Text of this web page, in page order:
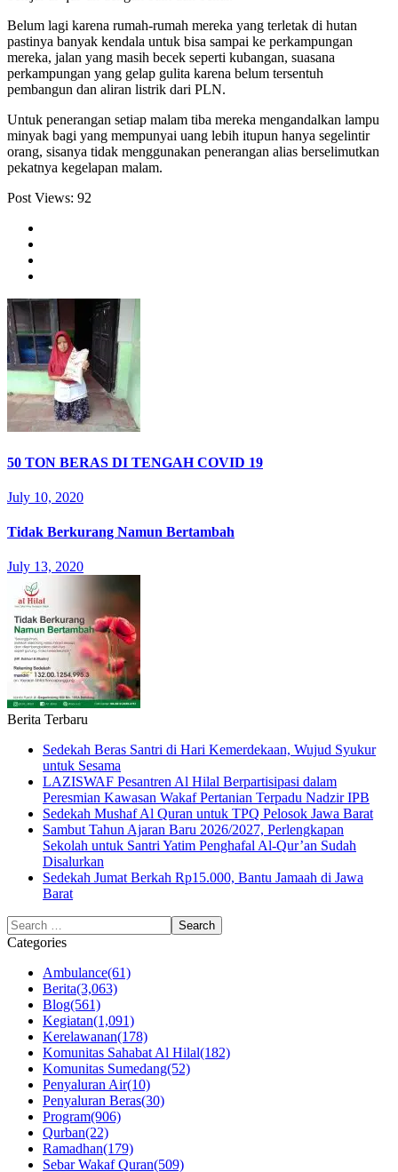
Belum lagi karena rumah-rumah mereka yang terletak di hutan
pastinya banyak kendala untuk bisa sampai ke perkampungan
mereka, jalan yang masih becek seperti kubangan, suasana
perkampungan yang gelap gulita karena belum tersentuh
pembangun dan aliran listrik dari PLN.
Untuk penerangan setiap malam tiba mereka mengandalkan lampu
minyak bagi yang mempunyai uang lebih itupun hanya segelintir
orang, sisanya tidak menggunakan penerangan alias berselimutkan
pekatnya kegelapan malam.
Post Views: 92
50 TON BERAS DI TENGAH COVID 19
July 10, 2020
Tidak Berkurang Namun Bertambah
July 13, 2020
Berita Terbaru
Sedekah Beras Santri di Hari Kemerdekaan, Wujud Syukur
untuk Sesama
LAZISWAF Pesantren Al Hilal Berpartisipasi dalam
Peresmian Kawasan Wakaf Pertanian Terpadu Nadzir IPB
Sedekah Mushaf Al Quran untuk TPQ Pelosok Jawa Barat
Sambut Tahun Ajaran Baru 2026/2027, Perlengkapan
Sekolah untuk Santri Yatim Penghafal Al-Qur’an Sudah
Disalurkan
Sedekah Jumat Berkah Rp15.000, Bantu Jamaah di Jawa
Barat
Categories
Ambulance(61)
Berita(3,063)
Blog(561)
Kegiatan(1,091)
Kerelawanan(178)
Komunitas Sahabat Al Hilal(182)
Komunitas Sumedang(52)
Penyaluran Air(10)
Penyaluran Beras(30)
Program(906)
Qurban(22)
Ramadhan(179)
Sebar Wakaf Quran(509)